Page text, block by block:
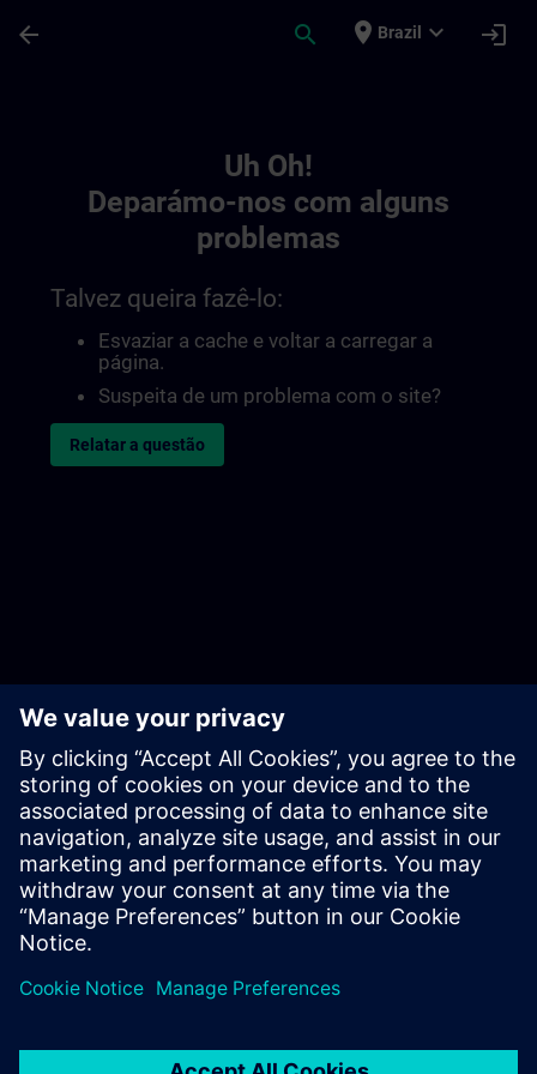
arrow_back search place Brazil expand_more login
Uh Oh!
Deparámo-nos com alguns
problemas
Talvez queira fazê-lo:
Esvaziar a cache e voltar a carregar a
página.
Suspeita de um problema com o site?
Relatar a questão